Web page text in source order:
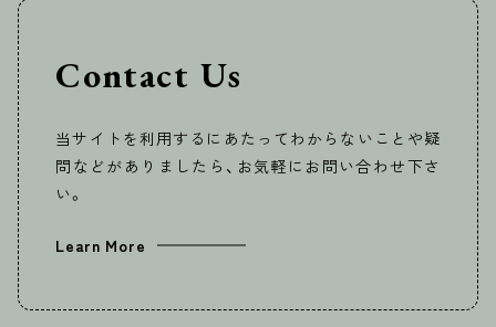
Contact Us
当サイトを利用するにあたってわからないことや疑
問などがありましたら、お気軽にお問い合わせ下さ
い。
Learn More